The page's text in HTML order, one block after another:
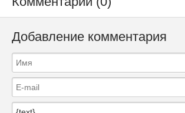
Добавление комментария